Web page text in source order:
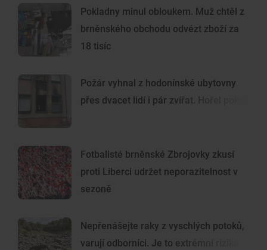
Pokladny minul obloukem. Muž chtěl z
brněnského obchodu odvézt zboží za
18 tisíc
Požár vyhnal z hodonínské ubytovny
přes dvacet lidí i pár zvířat. Hořel pokoj
Fotbalisté brněnské Zbrojovky zkusí
proti Liberci udržet neporazitelnost v
sezoně
Nepřenášejte raky z vyschlých potoků,
varují odborníci. Je to extrémní riziko